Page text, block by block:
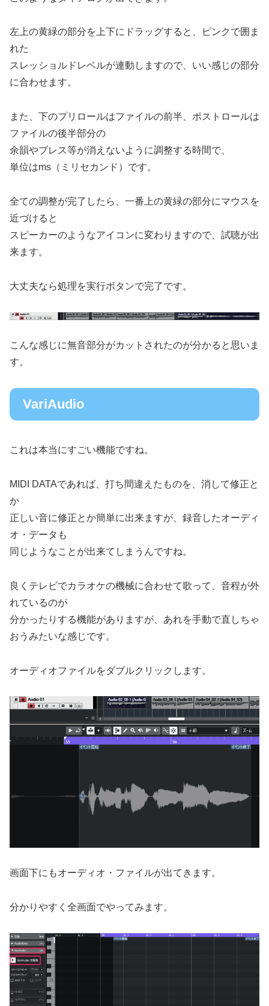
左上の黄緑の部分を上下にドラッグすると、ピンクで囲ま
れた
スレッショルドレベルが連動しますので、いい感じの部分
に合わせます。
また、下のプリロールはファイルの前半、ポストロールは
ファイルの後半部分の
余韻やブレス等が消えないように調整する時間で、
単位はms（ミリセカンド）です。
全ての調整が完了したら、一番上の黄緑の部分にマウスを
近づけると
スピーカーのようなアイコンに変わりますので、試聴が出
来ます。
大丈夫なら処理を実行ボタンで完了です。
こんな感じに無音部分がカットされたのが分かると思いま
す。
VariAudio
これは本当にすごい機能ですね。
MIDI DATAであれば、打ち間違えたものを、消して修正と
か
正しい音に修正とか簡単に出来ますが、録音したオーディ
オ・データも
同じようなことが出来てしまうんですね。
良くテレビでカラオケの機械に合わせて歌って、音程が外
れているのが
分かったりする機能がありますが、あれを手動で直しちゃ
おうみたいな感じです。
オーディオファイルをダブルクリックします。
画面下にもオーディオ・ファイルが出てきます。
分かりやすく全画面でやってみます。